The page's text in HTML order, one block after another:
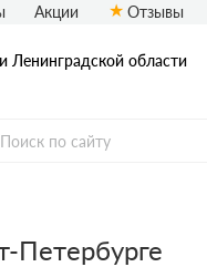
Ленинградской области
Акции Отзывы
Петербурге